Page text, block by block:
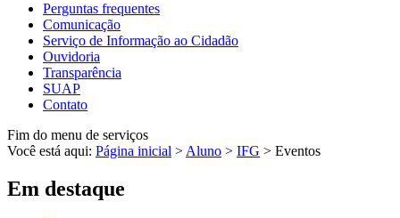
Perguntas frequentes
Comunicação
Serviço de Informação ao Cidadão
Ouvidoria
Transparência
SUAP
Contato
Fim do menu de serviços
Você está aqui: Página inicial >Aluno > IFG > Eventos
Em destaque